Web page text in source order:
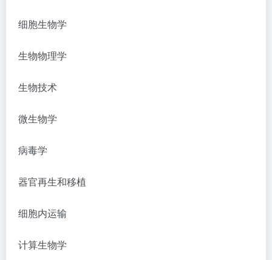
细胞生物学
生物物理学
生物技术
微生物学
病毒学
器官再生和移植
细胞内运输
计算生物学